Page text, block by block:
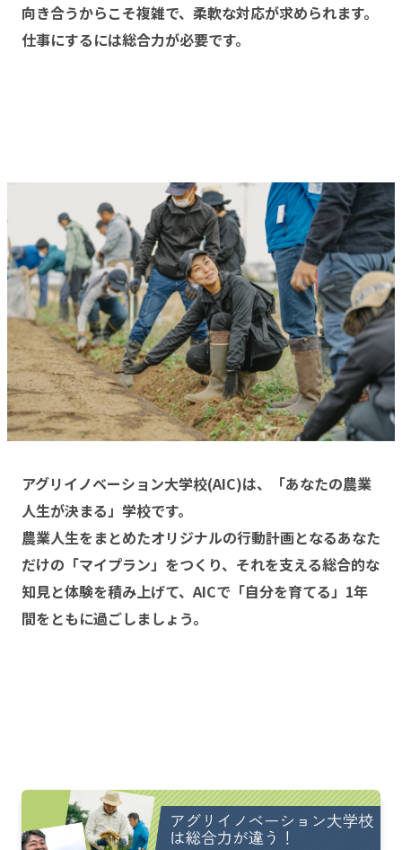
向き合うからこそ複雑で、柔軟な対応が求められます。
仕事にするには総合力が必要です。
アグリイノベーション大学校(AIC)は、「あなたの農業
人生が決まる」学校です。
農業人生をまとめたオリジナルの行動計画となるあなた
だけの「マイプラン」をつくり、それを支える総合的な
知見と体験を積み上げて、AICで「自分を育てる」1年
間をともに過ごしましょう。